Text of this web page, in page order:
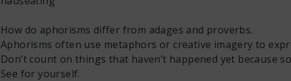
How do aphorisms differ from adages and proverbs.
Aphorisms often use metaphors or creative imagery to
Don’t count on things that haven’t happened yet because
See for yourself.